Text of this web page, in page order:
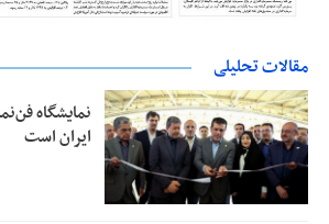
مقالات تحلیلی
نمایشگاه
ایران است